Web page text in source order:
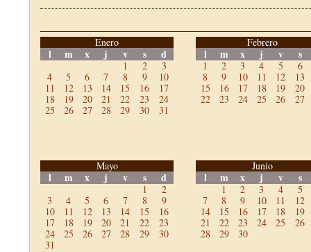
Enero
l m x j v s d
1 2
3
4
5 6 7 8 9
10
11
12 13 14 15 16
17
18
19 20 21 22 23
24
25
26 27 28 29 30 31
Febrero
l m x j v s
1 2 3 4 5
6
8
9 10 11 12
13
15
16 17 18 19
20
22
23 24 25 26 27
Mayo
l m x j v s d
1
2
3
4 5 6 7 8
9
10
11 12 13 14 15
16
17
18 19 20 21 22
23
24
25 26 27 28 29
30
31
Junio
l m x j v s
1 2 3 4
5
7
8 9 10 11
12
14
15 16 17 18
19
21
22 23 24 25
26
28
29 30